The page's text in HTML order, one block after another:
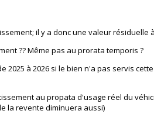
il y a donc une valeur résiduelle
?? Même pas au prorata temporis ?
2025 à 2026 si le bien n'a pas servis
au propata d'usage réel du
la revente diminuera aussi)